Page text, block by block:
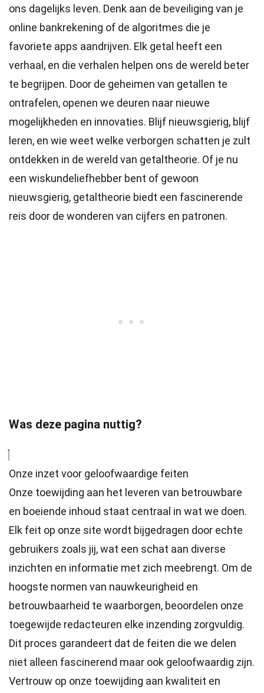
ons dagelijks leven. Denk aan de beveiliging van je
online bankrekening of de algoritmes die je
favoriete apps aandrijven. Elk getal heeft een
verhaal, en die verhalen helpen ons de wereld beter
te begrijpen. Door de geheimen van getallen te
ontrafelen, openen we deuren naar nieuwe
mogelijkheden en innovaties. Blijf nieuwsgierig, blijf
leren, en wie weet welke verborgen schatten je zult
ontdekken in de wereld van getaltheorie. Of je nu
een wiskundeliefhebber bent of gewoon
nieuwsgierig, getaltheorie biedt een fascinerende
reis door de wonderen van cijfers en patronen.
Was deze pagina nuttig?
Onze inzet voor geloofwaardige feiten
Onze toewijding aan het leveren van betrouwbare
en boeiende inhoud staat centraal in wat we doen.
Elk feit op onze site wordt bijgedragen door echte
gebruikers zoals jij, wat een schat aan diverse
inzichten en informatie met zich meebrengt. Om de
hoogste normen van nauwkeurigheid en
betrouwbaarheid te waarborgen, beoordelen onze
toegewijde redacteuren elke inzending zorgvuldig.
Dit proces garandeert dat de feiten die we delen
niet alleen fascinerend maar ook geloofwaardig zijn.
Vertrouw op onze toewijding aan kwaliteit en